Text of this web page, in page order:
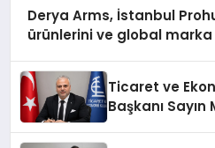
Derya Arms, İstanbul
ürünlerini ve global
Ticaret ve
Başkanı